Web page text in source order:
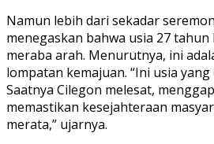
Namun lebih dari sekadar
menegaskan bahwa usia 27
meraba arah. Menurutnya, ini
lompatan kemajuan. “Ini usia yang
Saatnya Cilegon melesat,
memastikan kesejahteraan
merata,” ujarnya.